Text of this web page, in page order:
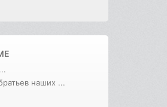
наших ...